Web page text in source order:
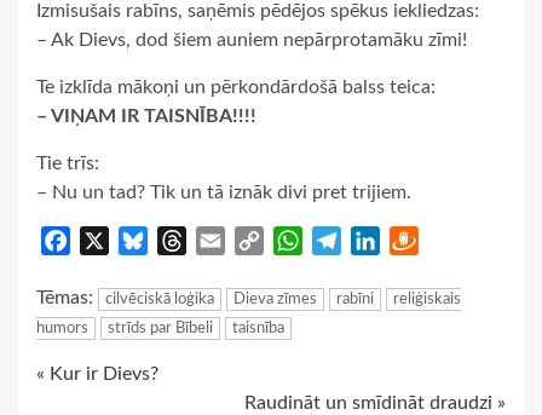
Izmisušais rabīns, saņēmis pēdējos spēkus iekliedzas:
– Ak Dievs, dod šiem auniem nepārprotamāku zīmi!
Te izklīda mākoņi un pērkondārdošā balss teica:
– VIŅAM IR TAISNĪBA!!!!
Tie trīs:
– Nu un tad? Tik un tā iznāk divi pret trijiem.
Facebook BlueskyThreads
Email
Copy
WhatsApp
TelegramLinkedIn
Tēmas: cilvēciskā loģika Dieva zīmes rabīni
reliģiskais
humors
strīds par Bībeli taisnība
Continue
« Kur ir Dievs?
Raudināt un smīdināt draudzi »